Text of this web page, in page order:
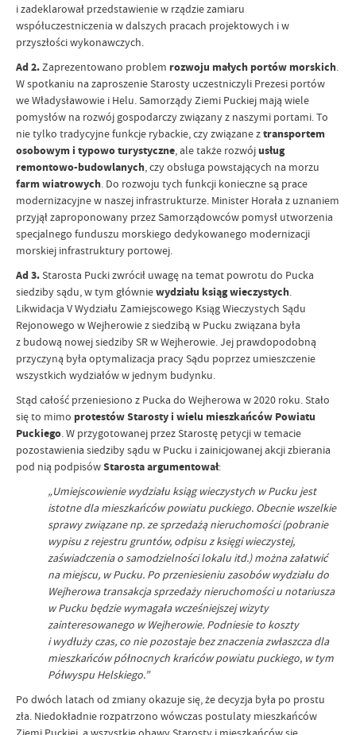
i zadeklarował przedstawienie w rządzie zamiaru
współuczestniczenia w dalszych pracach projektowych i w
przyszłości wykonawczych.
Ad 2.Zaprezentowano problem rozwoju małych portów morskich.
W spotkaniu na zaproszenie Starosty uczestniczyli Prezesi portów
we Władysławowie i Helu. Samorządy Ziemi Puckiej mają wiele
pomysłów na rozwój gospodarczy związany z naszymi portami. To
nie tylko tradycyjne funkcje rybackie, czy związane ztransportem
osobowym i typowo turystyczne, ale także rozwójusług
remontowo-budowlanych, czy obsługa powstających na morzu
farm wiatrowych. Do rozwoju tych funkcji konieczne są prace
modernizacyjne w naszej infrastrukturze. Minister Horała z uznaniem
przyjął zaproponowany przez Samorządowców pomysł utworzenia
specjalnego funduszu morskiego dedykowanego modernizacji
morskiej infrastruktury portowej.
Ad 3.Starosta Pucki zwrócił uwagę na temat powrotu do Pucka
siedziby sądu, w tym główniewydziału ksiąg wieczystych.
Likwidacja V Wydziału Zamiejscowego Ksiąg Wieczystych Sądu
Rejonowego w Wejherowie z siedzibą w Pucku związana była
z budową nowej siedziby SR w Wejherowie. Jej prawdopodobną
przyczyną była optymalizacja pracy Sądu poprzez umieszczenie
wszystkich wydziałów w jednym budynku.
Stąd całość przeniesiono z Pucka do Wejherowa w 2020 roku. Stało
się to mimo protestów Starosty i wielu mieszkańców Powiatu
Puckiego. W przygotowanej przez Starostę petycji w temacie
pozostawienia siedziby sądu w Pucku i zainicjowanej akcji zbierania
pod nią podpisówStarosta argumentował:
„Umiejscowienie wydziału ksiąg wieczystych w Pucku jest
istotne dla mieszkańców powiatu puckiego. Obecnie wszelkie
sprawy związane np. ze sprzedażą nieruchomości (pobranie
wypisu z rejestru gruntów, odpisu z księgi wieczystej,
zaświadczenia o samodzielności lokalu itd.) można załatwić
na miejscu, w Pucku. Po przeniesieniu zasobów wydziału do
Wejherowa transakcja sprzedaży nieruchomości u notariusza
w Pucku będzie wymagała wcześniejszej wizyty
zainteresowanego w Wejherowie. Podniesie to koszty
i wydłuży czas, co nie pozostaje bez znaczenia zwłaszcza dla
mieszkańców północnych krańców powiatu puckiego, w tym
Półwyspu Helskiego.”
Po dwóch latach od zmiany okazuje się, że decyzja była po prostu
zła. Niedokładnie rozpatrzono wówczas postulaty mieszkańców